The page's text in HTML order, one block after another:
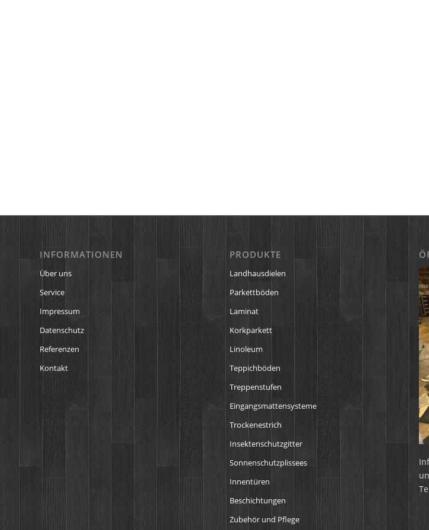
INFORMATIONEN
Über uns
Service
Impressum
Datenschutz
Referenzen
Kontakt
PRODUKTE
Landhausdielen
Parkettböden
Laminat
Korkparkett
Linoleum
Teppichböden
Treppenstufen
Eingangsmattensysteme
Trockenestrich
Insektenschutzgitter
Sonnenschutzplissees
Innentüren
Beschichtungen
Zubehör und Pflege